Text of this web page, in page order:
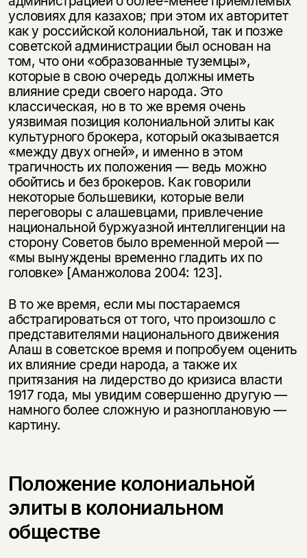
условиях для казахов; при этом их авторитет
как у российской колониальной, так и позже
советской администрации был основан на
том, что они «образованные туземцы»,
которые в свою очередь должны иметь
влияние среди своего народа. Это
классическая, но в то же время очень
уязвимая позиция колониальной элиты как
культурного брокера, который оказывается
«между двух огней», и именно в этом
трагичность их положения — ведь можно
обойтись и без брокеров. Как говорили
некоторые большевики, которые вели
переговоры с алашевцами, привлечение
национальной буржуазной интеллигенции на
сторону Советов было временной мерой —
«мы вынуждены временно гладить их по
головке» [Аманжолова 2004: 123].
В то же время, если мы постараемся
абстрагироваться от того, что произошло с
представителями национального движения
Алаш в советское время и попробуем оценить
их влияние среди народа, а также их
притязания на лидерство до кризиса власти
1917 года, мы увидим совершенно другую —
намного более сложную и разноплановую —
картину.
Положение колониальной
элиты в колониальном
обществе